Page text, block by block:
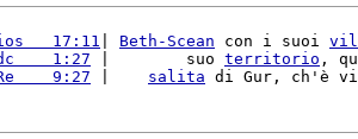
17:11 Beth-Scean con i suoi
1:27 |        suo territorio ,
9:27 salita di Gur, ch'è